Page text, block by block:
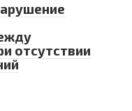
отсутствии